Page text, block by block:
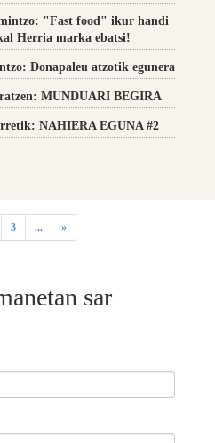
"Fast food" ikur handi
Herria marka ebatsi!
Donapaleu atzotik egunera
MUNDUARI BEGIRA
NAHIERA EGUNA #2
3 ... »
sar